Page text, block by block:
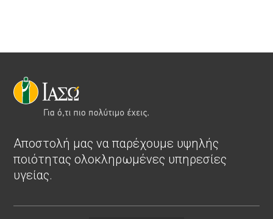
Αποστολή μας να παρέχουμε υψηλής
ποιότητας ολοκληρωμένες υπηρεσίες
υγείας.